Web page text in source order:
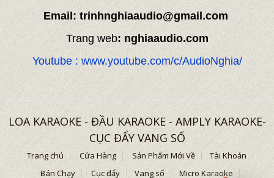
Email: trinhnghiaaudio@gmail.com
Trang web: nghiaaudio.com
Youtube : www.youtube.com/c/AudioNghia/
LOA KARAOKE - ĐẦU KARAOKE - AMPLY KARAOKE-
CỤC ĐẨY VANG SỐ
Trang chủ Cửa Hàng Sản Phẩm Mới Về
Tài Khoản
Bán Chạy
Cục đẩy Vang số Micro Karaoke